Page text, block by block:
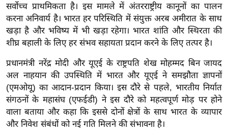
बॉ
ली
वु
ड
हॉ
ली
वु
ड
फि
सर्वोच्च प्राथमिकता है। इस मामले में अंतरराष्ट्रीय कानूनों का पालन
करना अनिवार्य है। भारत हर परिस्थिति में संयुक्त अरब अमीरात के साथ
खड़ा है और भविष्य में भी खड़ा रहेगा। भारत शांति और स्थिरता की
शीघ्र बहाली के लिए हर संभव सहायता प्रदान करने के लिए तत्पर है।
प्रधानमंत्री नरेंद्र मोदी और यूएई के राष्ट्रपति शेख मोहम्मद बिन जायद
अल नाहयान की उपस्थिति में भारत और यूएई ने समझौता ज्ञापनों
(एमओयू) का आदान-प्रदान किया। इस दौरे से पहले, भारतीय निर्यात
संगठनों के महासंघ (एफईडी) ने इस दौरे को महत्वपूर्ण मोड़ पर होने
वाला बताया और कहा कि इससे दोनों क्षेत्रों के साथ भारत के व्यापार
और निवेश संबंधों को नई गति मिलने की संभावना है।